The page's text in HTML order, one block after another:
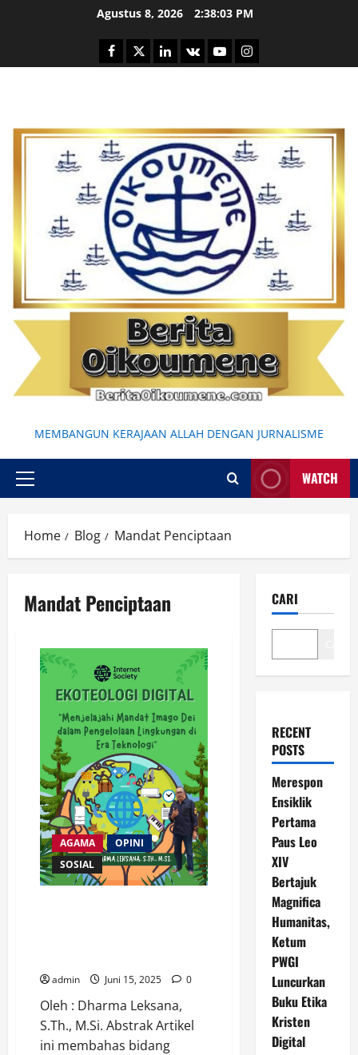
Agustus 8, 2026 2:38:04 PM
Facebook
TwitterLinkedin
VK YoutubeInstagram
MEMBANGUN KERAJAAN ALLAH DENGAN JURNALISME
Primary
WATCH
Home Blog Mandat Penciptaan
Mandat Penciptaan
AGAMA
OPINI
SOSIAL
admin Juni 15, 2025 0
Oleh : Dharma Leksana,
S.Th., M.Si. Abstrak Artikel
ini membahas bidang
CARI
RECENT
POSTS
Merespon
Ensiklik
Pertama
Paus Leo
XIV
Bertajuk
Magnifica
Humanitas,
Ketum
PWGI
Luncurkan
Buku Etika
Kristen
Digital